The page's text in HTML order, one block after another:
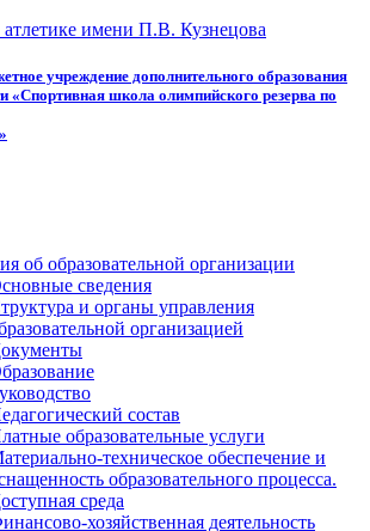
имени П.В. Кузнецова
учреждение дополнительного образования
«Спортивная школа олимпийского резерва по
об образовательной организации
сведения
и органы управления
организацией
состав
образовательные услуги
техническое обеспечение и
образовательного процесса.
среда
хозяйственная деятельность